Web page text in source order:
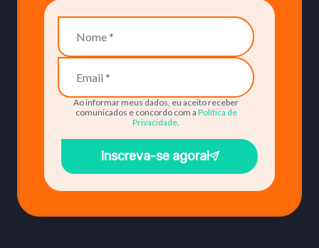
Ao informar meus dados, eu aceito receber
comunicados e concordo com a Política de
Privacidade.
Inscreva-se agora!